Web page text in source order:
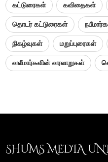
கட்டுரைகள் கவிதைகள்
தொடர் கட்டுரைகள்
நிகழ்வுகள் மறுப்புரைகள்
வலீமார்களின் வரலாறுகள்
SHUMS MEDIA